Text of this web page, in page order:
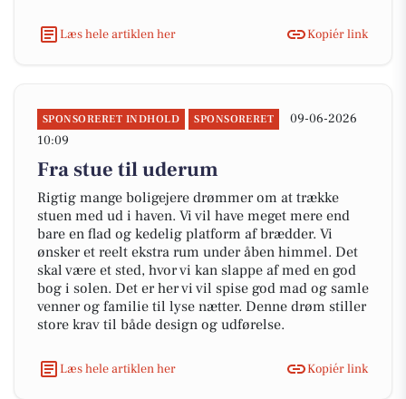
Læs hele artiklen her Kopiér link
SPONSORERET INDHOLD SPONSORERET
09-06-2026
10:09
Fra stue til uderum
Rigtig mange boligejere drømmer om at trække
stuen med ud i haven. Vi vil have meget mere end
bare en flad og kedelig platform af brædder. Vi
ønsker et reelt ekstra rum under åben himmel. Det
skal være et sted, hvor vi kan slappe af med en god
bog i solen. Det er her vi vil spise god mad og samle
venner og familie til lyse nætter. Denne drøm stiller
store krav til både design og udførelse.
Læs hele artiklen her Kopiér link